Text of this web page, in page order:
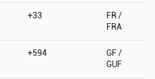
+33
FR /
FRA
+594
GF /
GUF